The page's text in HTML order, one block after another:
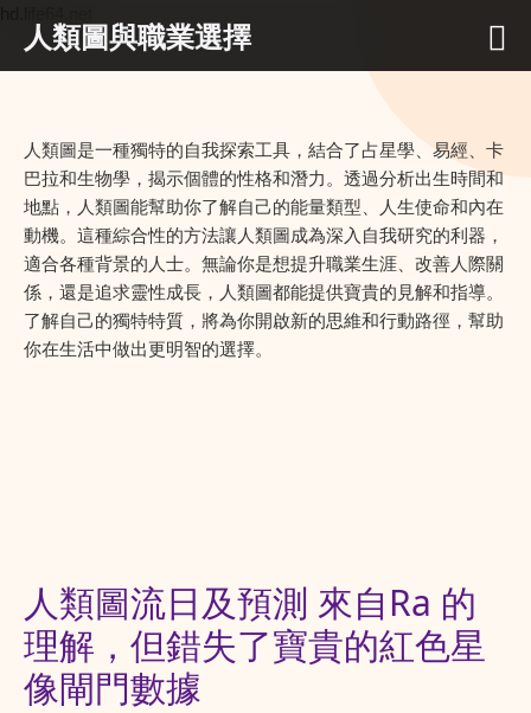
人類圖與職業選擇
人類圖是一種獨特的自我探索工具，結合了占星學、易經、卡
巴拉和生物學，揭示個體的性格和潛力。透過分析出生時間和
地點，人類圖能幫助你了解自己的能量類型、人生使命和內在
動機。這種綜合性的方法讓人類圖成為深入自我研究的利器，
適合各種背景的人士。無論你是想提升職業生涯、改善人際關
係，還是追求靈性成長，人類圖都能提供寶貴的見解和指導。
了解自己的獨特特質，將為你開啟新的思維和行動路徑，幫助
你在生活中做出更明智的選擇。
人類圖流日及預測 來自Ra 的
理解，但錯失了寶貴的紅色星
像閘門數據